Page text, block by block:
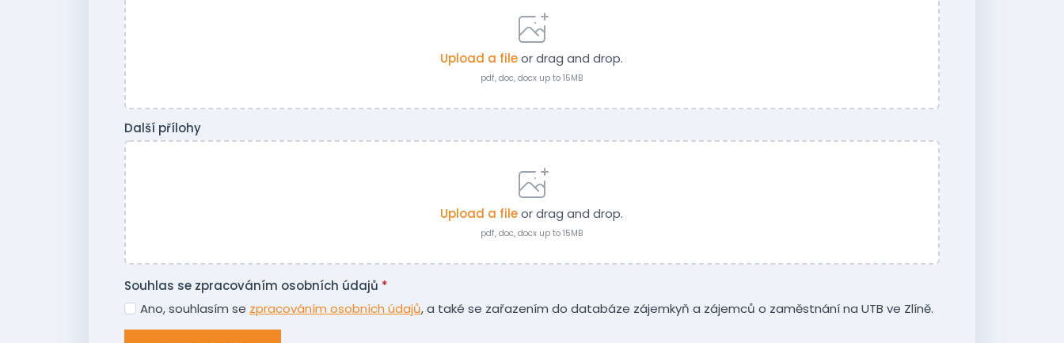
Upload a fileor drag and drop.
pdf, doc, docx up to 15MB
Další přílohy
Upload a fileor drag and drop.
pdf, doc, docx up to 15MB
Souhlas se zpracováním osobních údajů *
Ano, souhlasím se zpracováním osobních údajů, a také se zařazením do databáze zájemkyň a zájemců o zaměstnání na UTB ve Zlíně.